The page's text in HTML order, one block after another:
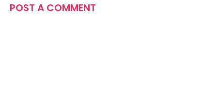
POST A COMMENT